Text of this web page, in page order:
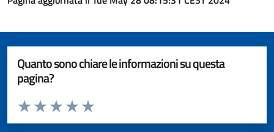
Quanto sono chiare le informazioni su questa
pagina?
Valuta da 1 a 5 stelle la pagina
Valuta 5 stelle su 5
Valuta 4 stelle su 5
Valuta 3 stelle su 5
Valuta 2 stelle su 5
Valuta 1 stelle su 5